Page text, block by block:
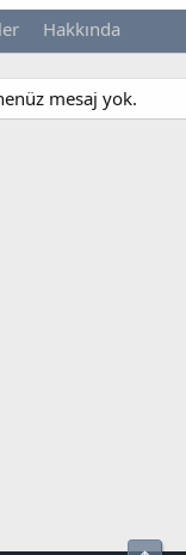
Hakkında
mesaj yok.